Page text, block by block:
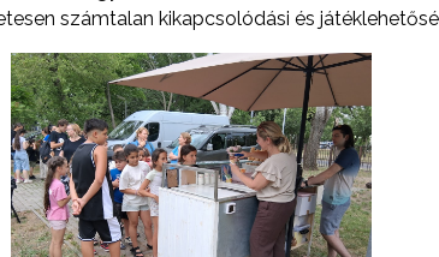
számtalan kikapcsolódási és